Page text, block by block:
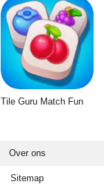
Tile Guru Match Fun
Over ons
Sitemap